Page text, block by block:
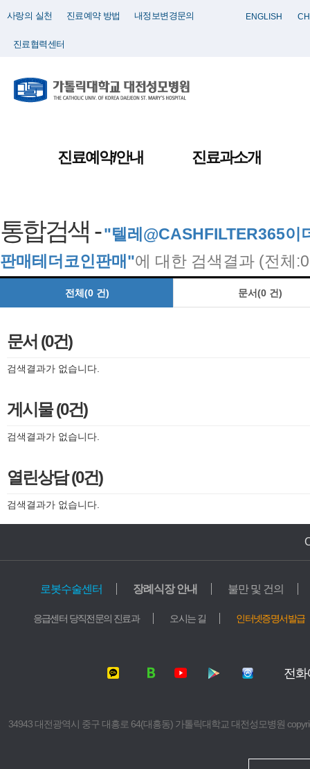
사랑의 실천 진료예약 방법 내정보변경문의
진료협력센터
ENGLISH
진료예약/안내 진료과소개
통합검색 - "텔레@CASHFILTER365이
판매테더코인판매"에 대한 검색결과 (전체
전체(0 건) 문서(0 건)
문서 (0건)
검색결과가 없습니다.
게시물 (0건)
검색결과가 없습니다.
열린상담 (0건)
검색결과가 없습니다.
의료기관
가톨릭중앙의료원
은평성모병원
교육기관
학교법인 가
가톨릭대학
간호대학
보건의료경
로봇수술센터 장례식장 안내 불만 및 건의
응급센터 당직전문의 진료과 오시는 길 인터넷증명서발급
전
34943 대전광역시 중구 대흥로 64(대흥동) 가톨릭대학교 대전성모병원